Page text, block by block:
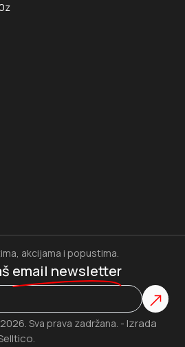
Sva prava zadržana. - Izrada
akcijama i popustima.
email newsletter